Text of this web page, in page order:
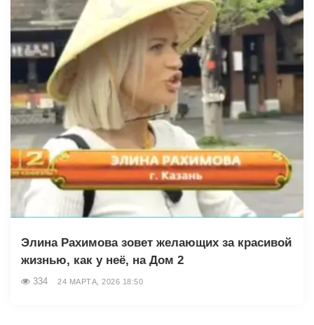
Элина Рахимова зовет желающих за красивой
жизнью, как у неё, на Дом 2
334 24 МАРТА, 2026 18:50